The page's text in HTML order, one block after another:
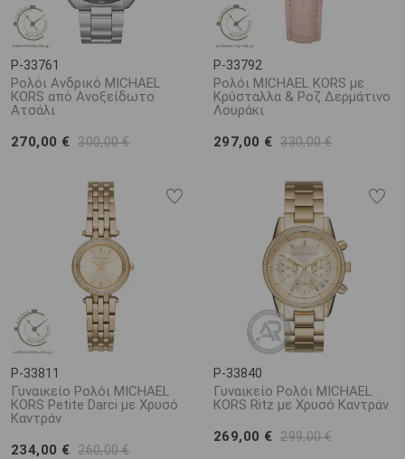
P-33761
Ρολόι Ανδρικό MICHAEL
KORS από Ανοξείδωτο
Ατσάλι
270,00 € 300,00 €
P-33792
Ρολόι MICHAEL KORS με
Κρύσταλλα & Ροζ Δερμάτινο
Λουράκι
297,00 € 330,00 €
P-33811
Γυναικείο Ρολόι MICHAEL
KORS Petite Darci με Χρυσό
Καντράν
234,00 € 260,00 €
P-33840
Γυναικείο Ρολόι MICHAEL
KORS Ritz με Χρυσό Καντράν
269,00 € 299,00 €